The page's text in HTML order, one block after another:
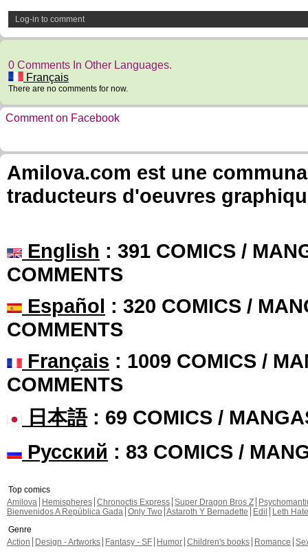
Log-in to comment
0 Comments In Other Languages.
Français
There are no comments for now.
Comment on Facebook
Amilova.com est une
traducteurs d'oeuvres
English : 391 COMICS /
COMMENTS
Español : 320 COMICS /
COMMENTS
Français : 1009 COMICS /
COMMENTS
日本語: 69 COMICS /
Русский : 83 COMICS /
Top comics
Amilova
Hemispheres Chronoctis Express Super Dragon Bros Z
Bienvenidos A República Gada Only Two Astaroth Y Bernadette Edil
Leth Hate
Genre
Action
Design - Artworks Fantasy - SF Humor Children's books Romance